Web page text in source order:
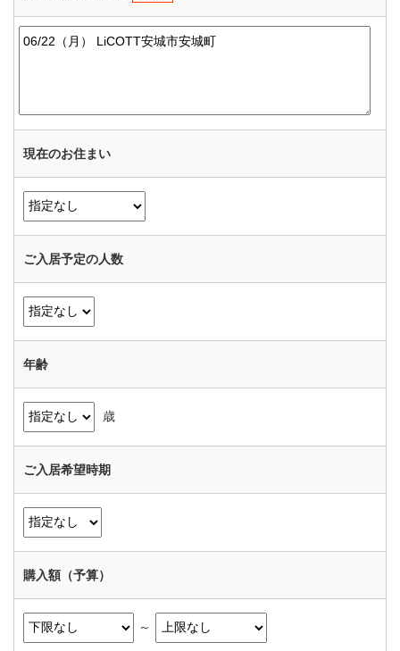
現在のお住まい
ご入居予定の人数
年齢
歳
ご入居希望時期
購入額（予算）
～